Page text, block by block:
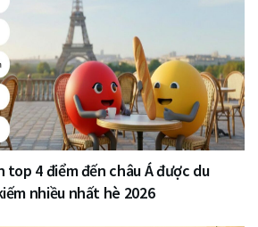
top 4 điểm đến châu Á được du
nhiều nhất hè 2026